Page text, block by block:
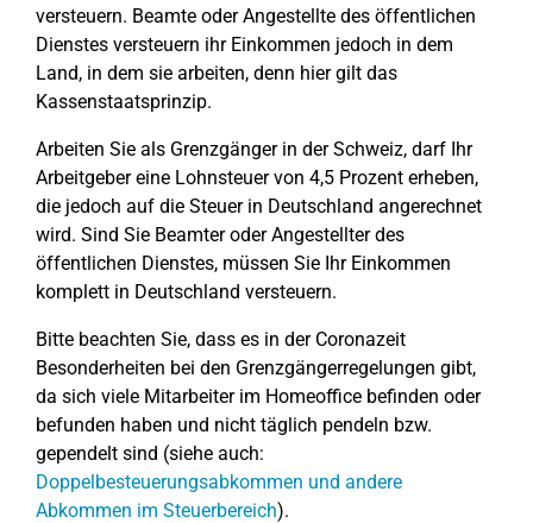
versteuern. Beamte oder Angestellte des öffentlichen
Dienstes versteuern ihr Einkommen jedoch in dem
Land, in dem sie arbeiten, denn hier gilt das
Kassenstaatsprinzip.
Arbeiten Sie als Grenzgänger in der Schweiz, darf Ihr
Arbeitgeber eine Lohnsteuer von 4,5 Prozent erheben,
die jedoch auf die Steuer in Deutschland angerechnet
wird. Sind Sie Beamter oder Angestellter des
öffentlichen Dienstes, müssen Sie Ihr Einkommen
komplett in Deutschland versteuern.
Bitte beachten Sie, dass es in der Coronazeit
Besonderheiten bei den Grenzgängerregelungen gibt,
da sich viele Mitarbeiter im Homeoffice befinden oder
befunden haben und nicht täglich pendeln bzw.
gependelt sind (siehe auch:
Doppelbesteuerungsabkommen und andere
Abkommen im Steuerbereich).